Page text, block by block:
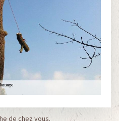
de chez vous.